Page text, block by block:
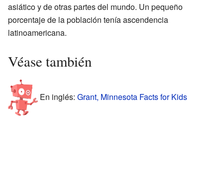
asiático y de otras partes del mundo. Un pequeño
porcentaje de la población tenía ascendencia
latinoamericana.
Véase también
En inglés: Grant, Minnesota Facts for Kids